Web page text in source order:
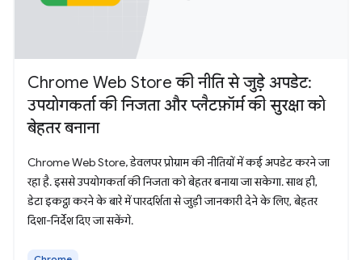
Chrome Web Store की नीति से जुड़े अपडेट:
उपयोगकर्ता की निजता और प्लैटफ़ॉर्म की सुरक्षा को
बेहतर बनाना
Chrome Web Store, डेवलपर प्रोग्राम की नीतियों में कई अपडेट करने जा
रहा है. इससे उपयोगकर्ता की निजता को बेहतर बनाया जा सकेगा. साथ ही,
डेटा इकट्ठा करने के बारे में पारदर्शिता से जुड़ी जानकारी देने के लिए, बेहतर
दिशा-निर्देश दिए जा सकेंगे.